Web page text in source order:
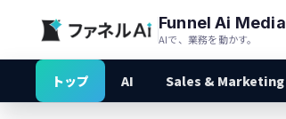
Funnel Ai Media
AIで、業務を動かす。
トップ AI Sales & Marketing